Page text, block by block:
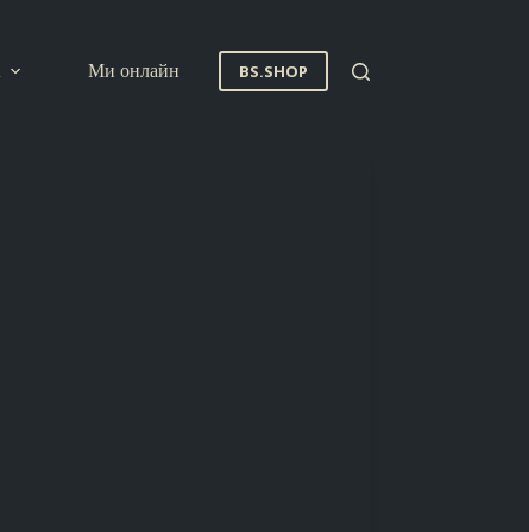
Ми онлайн BS.SHOP